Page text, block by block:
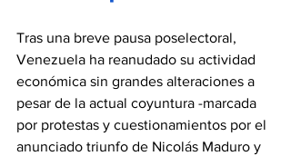
Tras una breve pausa poselectoral,
Venezuela ha reanudado su actividad
económica sin grandes alteraciones a
pesar de la actual coyuntura -marcada
por protestas y cuestionamientos por el
anunciado triunfo de Nicolás Maduro y